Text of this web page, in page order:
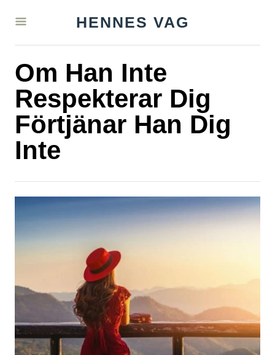
HENNES VAG
Om Han Inte
Respekterar Dig
Förtjänar Han Dig
Inte